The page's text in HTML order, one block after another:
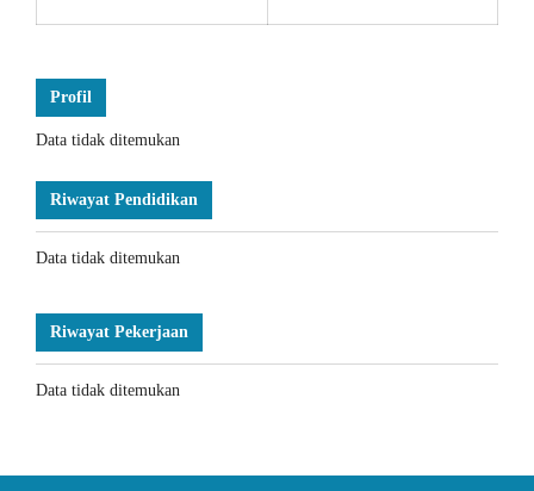
Profil
Data tidak ditemukan
Riwayat Pendidikan
Data tidak ditemukan
Riwayat Pekerjaan
Data tidak ditemukan